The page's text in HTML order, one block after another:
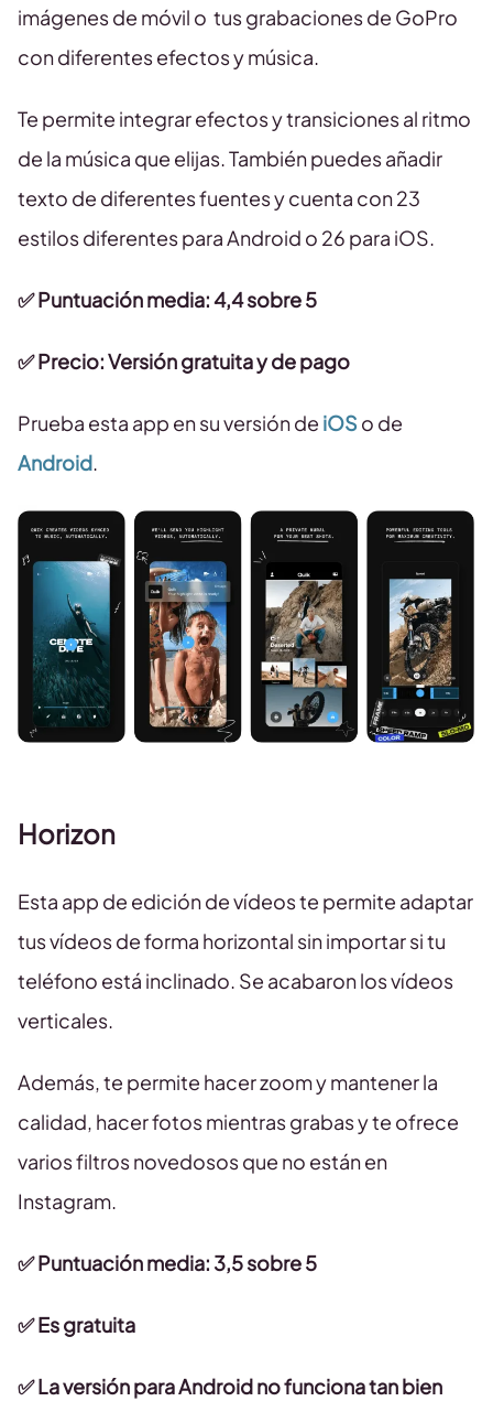
imágenes de móvil o tus grabaciones de GoPro
con diferentes efectos y música.
Te permite integrar efectos y transiciones al ritmo
de la música que elijas. También puedes añadir
texto de diferentes fuentes y cuenta con 23
estilos diferentes para Android o 26 para iOS.
✅Puntuación media: 4,4 sobre 5
✅ Precio: Versión gratuita y de pago
Prueba esta app en su versión de iOSo de
Android.
Horizon
Esta app de edición de vídeos te permite adaptar
tus vídeos de forma horizontal sin importar si tu
teléfono está inclinado. Se acabaron los vídeos
verticales.
Además, te permite hacer zoom y mantener la
calidad, hacer fotos mientras grabas y te ofrece
varios filtros novedosos que no están en
Instagram.
✅Puntuación media: 3,5 sobre 5
✅Es gratuita
✅La versión para Android no funciona tan bien